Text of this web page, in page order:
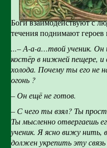
Боги взаимодействуют с
течения поднимают
...– А-а-а…твой ученик. Он
костёр в нижней пещере,
холода. Почему ты его не
огонь ?
– Он ещё не готов.
– С чего ты взял? Ты
Ты мысленно отвергаешь
ученик. Я ясно вижу
должен укрепить эту